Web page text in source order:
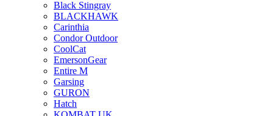
Black Stingray
BLACKHAWK
Carinthia
Condor Outdoor
CoolCat
EmersonGear
Entire M
Garsing
GURON
Hatch